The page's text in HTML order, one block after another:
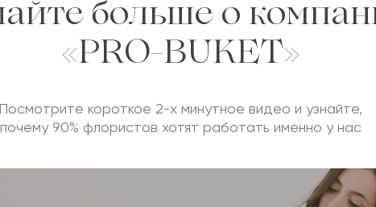
больше о
«PRO-BUKET»
короткое 2-х минутное видео и узнайте,
почему 90% флористов хотят работать именно у нас